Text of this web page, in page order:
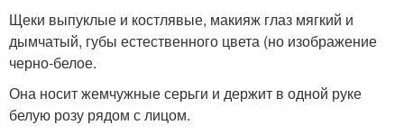
Щеки выпуклые и костлявые, макияж глаз мягкий и
дымчатый, губы естественного цвета (но изображение
черно-белое.
Она носит жемчужные серьги и держит в одной руке
белую розу рядом с лицом.